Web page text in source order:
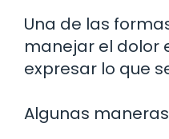
Una de las
manejar el dolor
expresar lo que
Algunas